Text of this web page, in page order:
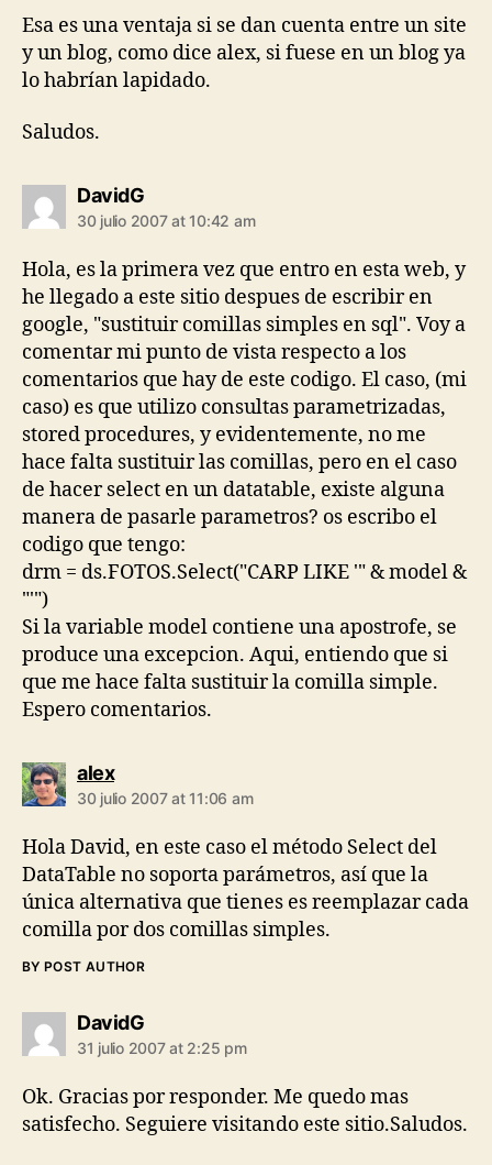
Esa es una ventaja si se dan cuenta entre un site
y un blog, como dice alex, si fuese en un blog ya
lo habrían lapidado.
Saludos.
DavidGsays:
30 julio 2007 at 10:42 am
Hola, es la primera vez que entro en esta web, y
he llegado a este sitio despues de escribir en
google, "sustituir comillas simples en sql". Voy a
comentar mi punto de vista respecto a los
comentarios que hay de este codigo. El caso, (mi
caso) es que utilizo consultas parametrizadas,
stored procedures, y evidentemente, no me
hace falta sustituir las comillas, pero en el caso
de hacer select en un datatable, existe alguna
manera de pasarle parametros? os escribo el
codigo que tengo:
drm = ds.FOTOS.Select("CARP LIKE '" & model &
"'")
Si la variable model contiene una apostrofe, se
produce una excepcion. Aqui, entiendo que si
que me hace falta sustituir la comilla simple.
Espero comentarios.
alexsays:
30 julio 2007 at 11:06 am
Hola David, en este caso el método Select del
DataTable no soporta parámetros, así que la
única alternativa que tienes es reemplazar cada
comilla por dos comillas simples.
BY POST AUTHOR
DavidGsays:
31 julio 2007 at 2:25 pm
Ok. Gracias por responder. Me quedo mas
satisfecho. Seguiere visitando este sitio.Saludos.